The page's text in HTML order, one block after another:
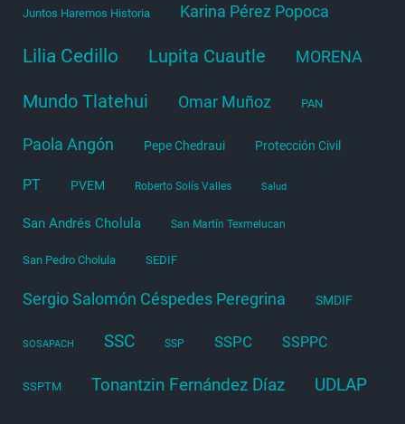
Juntos Haremos Historia Karina Pérez Popoca
Lilia Cedillo Lupita Cuautle MORENA
Mundo Tlatehui Omar Muñoz PAN
Paola Angón Pepe Chedraui Protección Civil
PT PVEM Roberto Solís Valles Salud
San Andrés Cholula San Martín Texmelucan
San Pedro Cholula SEDIF
Sergio Salomón Céspedes Peregrina SMDIF
SOSAPACH SSC SSP SSPC SSPPC
SSPTM Tonantzin Fernández Díaz UDLAP